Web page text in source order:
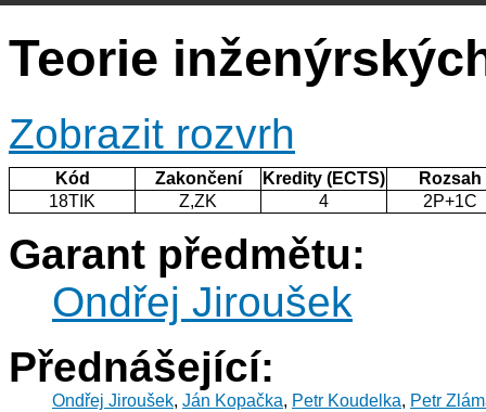
Teorie
Zobrazit rozvrh
Kód Zakončení Kredity (ECTS)
Rozsah
18TIK
Z,ZK 4 2P+1C
Garant předmětu:
Ondřej Jiroušek
Přednášející:
Ondřej Jiroušek, Ján Kopačka, Petr Koudelka, Petr